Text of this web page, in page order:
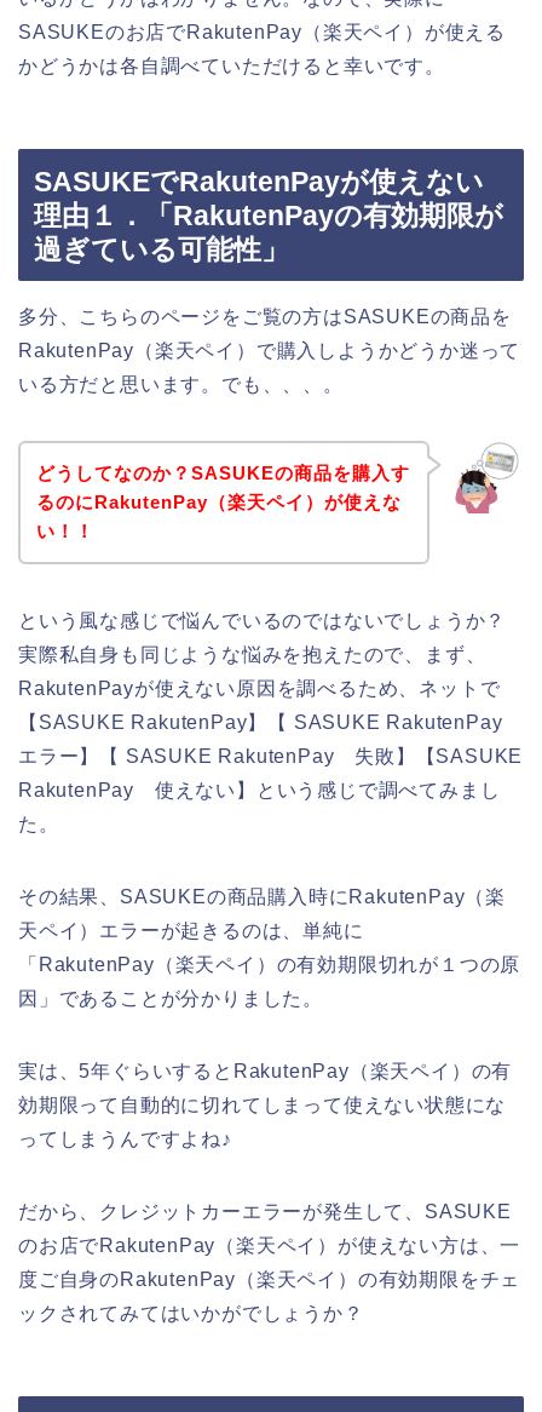
SASUKEのお店でRakutenPay（楽天ペイ）が使える
かどうかは各自調べていただけると幸いです。
SASUKEでRakutenPayが使えない
理由１．「RakutenPayの有効期限が
過ぎている可能性」
多分、こちらのページをご覧の方はSASUKEの商品を
RakutenPay（楽天ペイ）で購入しようかどうか迷って
いる方だと思います。でも、、、。
どうしてなのか？SASUKEの商品を購入す
るのにRakutenPay（楽天ペイ）が使えな
い！！
という風な感じで悩んでいるのではないでしょうか？
実際私自身も同じような悩みを抱えたので、まず、
RakutenPayが使えない原因を調べるため、ネットで
【SASUKE RakutenPay】【 SASUKE RakutenPay
エラー】【 SASUKE RakutenPay 失敗】【SASUKE
RakutenPay 使えない】という感じで調べてみまし
た。
その結果、SASUKEの商品購入時にRakutenPay（楽
天ペイ）エラーが起きるのは、単純に
「RakutenPay（楽天ペイ）の有効期限切れが１つの原
因」であることが分かりました。
実は、5年ぐらいするとRakutenPay（楽天ペイ）の有
効期限って自動的に切れてしまって使えない状態にな
ってしまうんですよね♪
だから、クレジットカーエラーが発生して、SASUKE
のお店でRakutenPay（楽天ペイ）が使えない方は、一
度ご自身のRakutenPay（楽天ペイ）の有効期限をチェ
ックされてみてはいかがでしょうか？